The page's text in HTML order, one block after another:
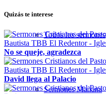
Todos los sermones
Sermones Mañana
Quizás te interese
No se queje, agradezca
David llega al Palacio